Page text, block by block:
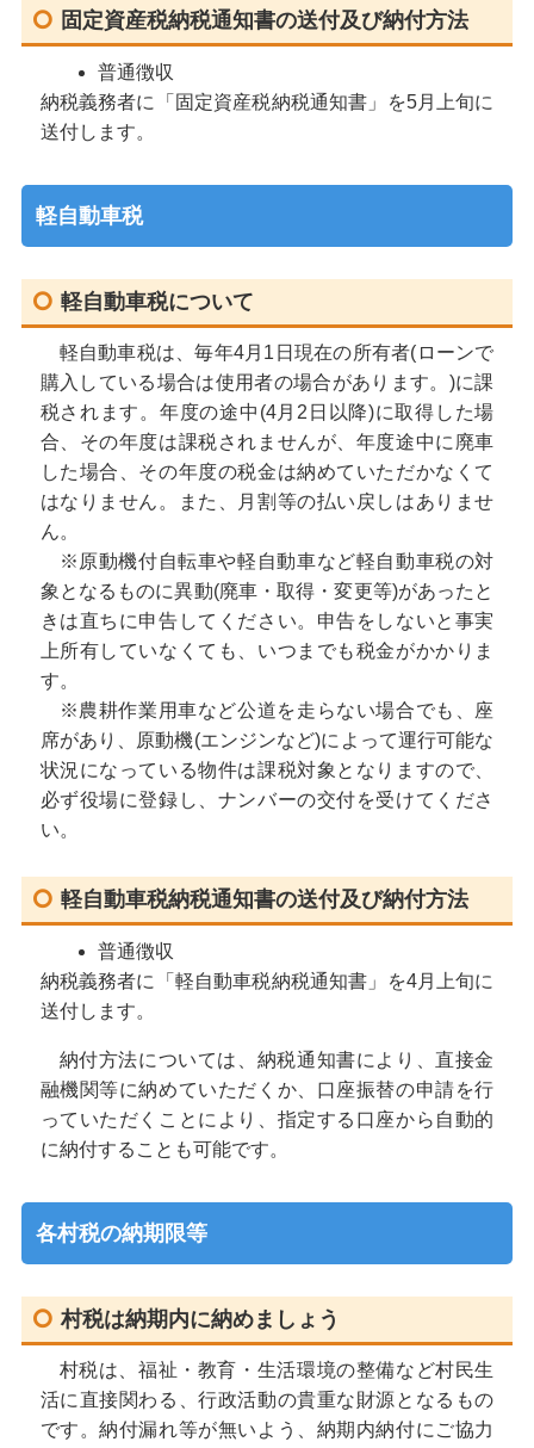
固定資産税納税通知書の送付及び納付方法
普通徴収
納税義務者に「固定資産税納税通知書」を5月上旬に
送付します。
軽自動車税
軽自動車税について
軽自動車税は、毎年4月1日現在の所有者(ローンで
購入している場合は使用者の場合があります。)に課
税されます。年度の途中(4月2日以降)に取得した場
合、その年度は課税されませんが、年度途中に廃車
した場合、その年度の税金は納めていただかなくて
はなりません。また、月割等の払い戻しはありませ
ん。
※原動機付自転車や軽自動車など軽自動車税の対
象となるものに異動(廃車・取得・変更等)があったと
きは直ちに申告してください。申告をしないと事実
上所有していなくても、いつまでも税金がかかりま
す。
※農耕作業用車など公道を走らない場合でも、座
席があり、原動機(エンジンなど)によって運行可能な
状況になっている物件は課税対象となりますので、
必ず役場に登録し、ナンバーの交付を受けてくださ
い。
軽自動車税納税通知書の送付及び納付方法
普通徴収
納税義務者に「軽自動車税納税通知書」を4月上旬に
送付します。
納付方法については、納税通知書により、直接金
融機関等に納めていただくか、口座振替の申請を行
っていただくことにより、指定する口座から自動的
に納付することも可能です。
各村税の納期限等
村税は納期内に納めましょう
村税は、福祉・教育・生活環境の整備など村民生
活に直接関わる、行政活動の貴重な財源となるもの
です。納付漏れ等が無いよう、納期内納付にご協力